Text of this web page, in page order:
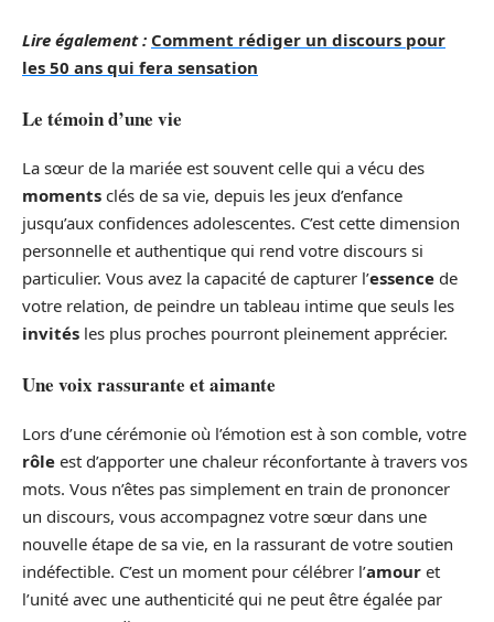
Lire également : Comment rédiger un discours pour
les 50 ans qui fera sensation
Le témoin d’une vie
La sœur de la mariée est souvent celle qui a vécu des
moments clés de sa vie, depuis les jeux d’enfance
jusqu’aux confidences adolescentes. C’est cette dimension
personnelle et authentique qui rend votre discours si
particulier. Vous avez la capacité de capturer l’essence de
votre relation, de peindre un tableau intime que seuls les
invités les plus proches pourront pleinement apprécier.
Une voix rassurante et aimante
Lors d’une cérémonie où l’émotion est à son comble, votre
rôle est d’apporter une chaleur réconfortante à travers vos
mots. Vous n’êtes pas simplement en train de prononcer
un discours, vous accompagnez votre sœur dans une
nouvelle étape de sa vie, en la rassurant de votre soutien
indéfectible. C’est un moment pour célébrer l’amour et
l’unité avec une authenticité qui ne peut être égalée par